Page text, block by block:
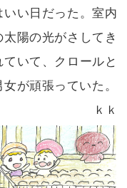
いい日だった。室内
陽の光がさしてき
いて、 クロールと
が頑張っていた。
ｋｋ